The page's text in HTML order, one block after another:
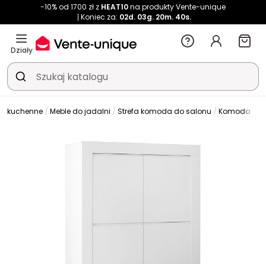
-10% od 1700 zł z HEAT10na produkty Vente-unique
Koniec za: 02d. 03g. 20m. 39s.
Działy
kuchenne Meble do jadalni Strefa komoda do salonu Komoda do